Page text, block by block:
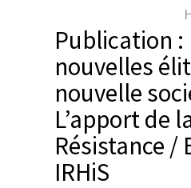
Publication :
nouvelles
nouvelle
L’apport de
Résistance /
IRHiS